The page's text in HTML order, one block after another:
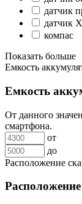
датчик
датчик
компас
Показать больше
Емкость
Емкость
От данного
смартфона.
от
до
Расположение